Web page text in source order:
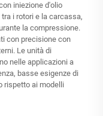
iniezione d'olio
i rotori e la carcassa,
la compressione.
con precisione con
Le unità di
nelle applicazioni a
basse esigenze di
rispetto ai modelli